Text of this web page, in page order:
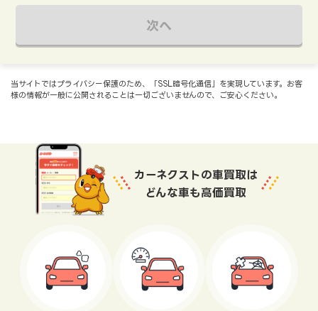
次へ
当サイトではプライバシー保護のため、「SSL暗号化通信」を実現しています。お客
様の情報が一般に公開されることは一切ございませんので、ご安心ください。
カーネクストの車買取は
どんな車も高価買取